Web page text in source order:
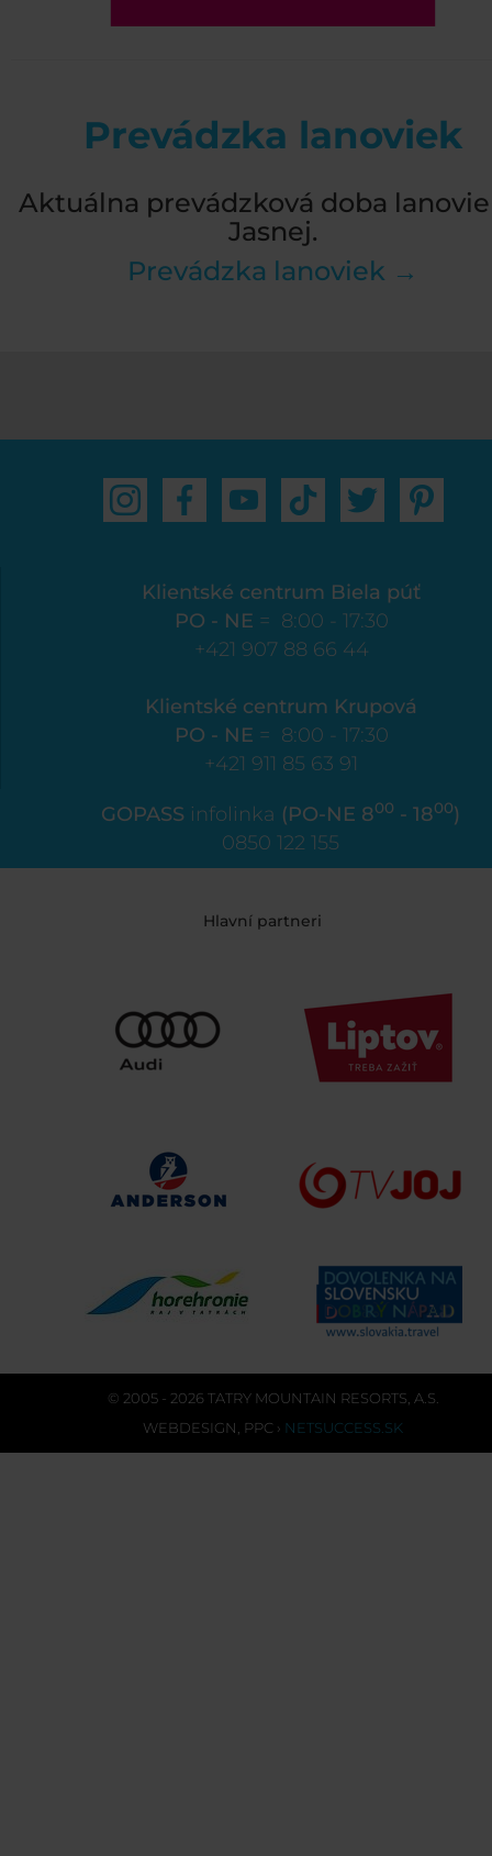
Prevádzka lanoviek
Aktuálna prevádzková doba
Jasnej.
Prevádzka lanoviek →
Klientské centrum Biela púť
PO - NE = 8:00 - 17:30
+421 907 88 66 44
Klientské centrum Krupová
PO - NE = 8:00 - 17:30
+421 911 85 63 91
GOPASS infolinka (PO-NE 800 - 1800)
0850 122 155
Hlavní partneri
© 2005 - 2026 TATRY MOUNTAIN RESORTS, A.S.
WEBDESIGN PPC › NETSUCCESS.SK